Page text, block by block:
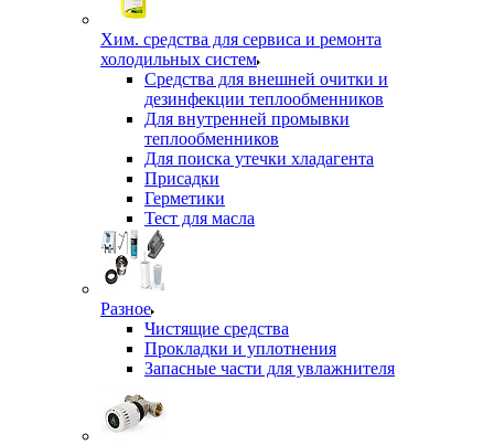
Хим. средства для сервиса и ремонта
холодильных систем
Средства для внешней очитки и
дезинфекции теплообменников
Для внутренней промывки
теплообменников
Для поиска утечки хладагента
Присадки
Герметики
Тест для масла
Разное
Чистящие средства
Прокладки и уплотнения
Запасные части для увлажнителя